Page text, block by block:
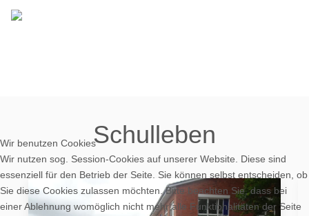
Schulleben
Wir benutzen Cookies
Wir nutzen sog. Session-Cookies auf unserer Website. Diese sind
essenziell für den Betrieb der Seite. Sie können selbst entscheiden, ob
Sie diese Cookies zulassen möchten. Bitte beachten Sie, dass bei
einer Ablehnung womöglich nicht mehr alle Funktionalitäten der Seite